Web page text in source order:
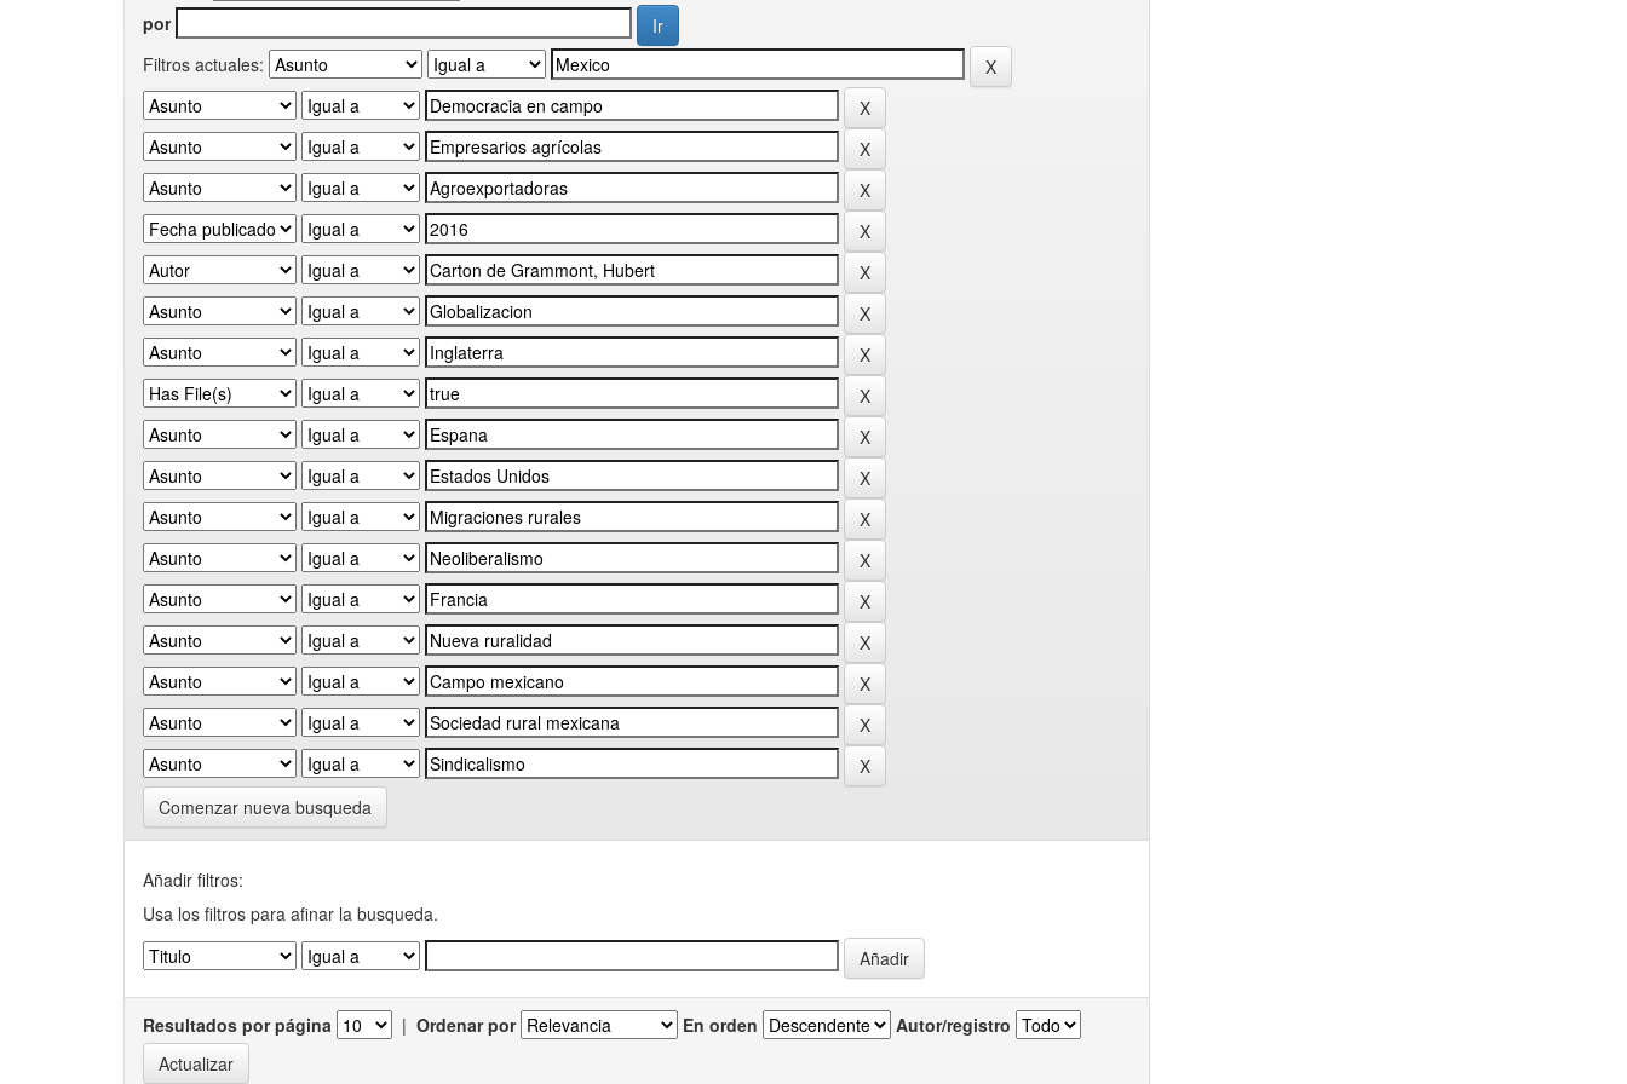
por
Filtros actuales:
Comenzar nueva busqueda
Añadir filtros:
Usa los filtros para afinar la busqueda.
Resultados por página | Ordenar por En orden Autor/registro